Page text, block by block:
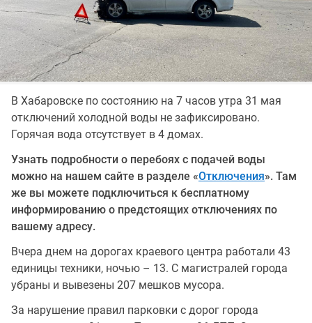
В Хабаровске по состоянию на 7 часов утра 31 мая
отключений холодной воды не зафиксировано.
Горячая вода отсутствует в 4 домах.
Узнать подробности о перебоях с подачей воды
можно на нашем сайте в разделе «Отключения». Там
же вы можете подключиться к бесплатному
информированию о предстоящих отключениях по
вашему адресу.
Вчера днем на дорогах краевого центра работали 43
единицы техники, ночью – 13. С магистралей города
убраны и вывезены 207 мешков мусора.
За нарушение правил парковки с дорог города